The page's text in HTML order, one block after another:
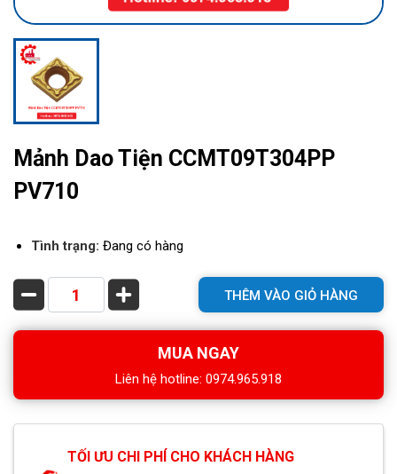
Mảnh Dao Tiện CCMT09T304PP
PV710
Tình trạng: Đang có hàng
THÊM VÀO GIỎ HÀNG
MUA NGAY
Liên hệ hotline: 0974.965.918
TỐI ƯU CHI PHÍ CHO KHÁCH HÀNG